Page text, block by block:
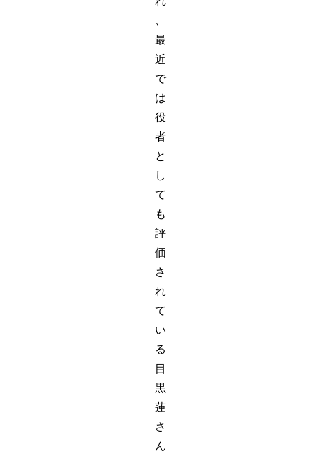
最
近
で
は
役
者
と
し
て
も
評
価
さ
れ
て
い
る
目
黒
蓮
さ
ん